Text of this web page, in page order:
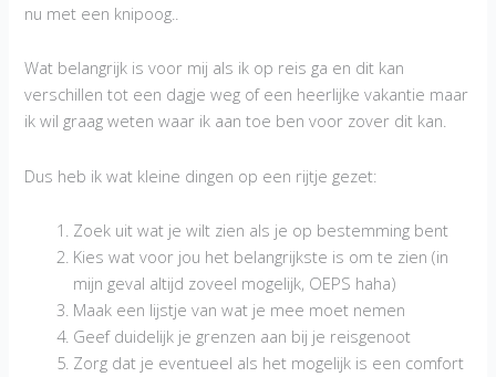
nu met een knipoog..
Wat belangrijk is voor mij als ik op reis ga en dit kan
verschillen tot een dagje weg of een heerlijke vakantie maar
ik wil graag weten waar ik aan toe ben voor zover dit kan.
Dus heb ik wat kleine dingen op een rijtje gezet:
Zoek uit wat je wilt zien als je op bestemming bent
Kies wat voor jou het belangrijkste is om te zien (in
mijn geval altijd zoveel mogelijk, OEPS haha)
Maak een lijstje van wat je mee moet nemen
Geef duidelijk je grenzen aan bij je reisgenoot
Zorg dat je eventueel als het mogelijk is een comfort